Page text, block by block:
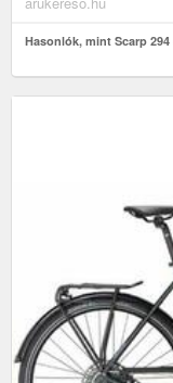
Hasonlók, mint Scarp 294